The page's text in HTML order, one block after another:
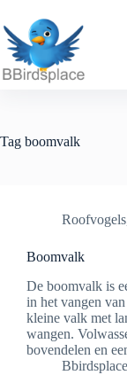
naar
de
inhoud
Tag boomvalk
Roofvogels
Boomvalk
De boomvalk is
in het vangen
kleine valk met
wangen.
bovendelen en
Bbirdsplace